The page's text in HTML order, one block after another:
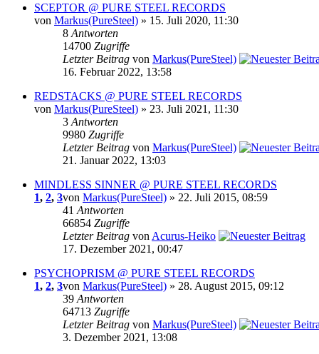
SCEPTOR @ PURE STEEL RECORDS
von Markus(PureSteel) » 15. Juli 2020, 11:30
8 Antworten
14700 Zugriffe
Letzter Beitrag von Markus(PureSteel)
16. Februar 2022, 13:58
REDSTACKS @ PURE STEEL RECORDS
von Markus(PureSteel) » 23. Juli 2021, 11:30
3 Antworten
9980 Zugriffe
Letzter Beitrag von Markus(PureSteel)
21. Januar 2022, 13:03
MINDLESS SINNER @ PURE STEEL RECORDS
1, 2, 3von Markus(PureSteel) » 22. Juli 2015, 08:59
41 Antworten
66854 Zugriffe
Letzter Beitrag von Acurus-Heiko
17. Dezember 2021, 00:47
PSYCHOPRISM @ PURE STEEL RECORDS
1, 2, 3von Markus(PureSteel) » 28. August 2015, 09:12
39 Antworten
64713 Zugriffe
Letzter Beitrag von Markus(PureSteel)
3. Dezember 2021, 13:08